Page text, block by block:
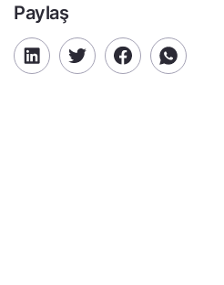
Paylaş